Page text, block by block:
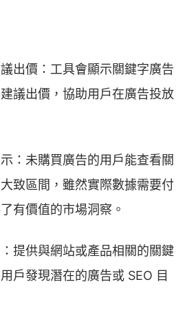
出價：工具會顯示關鍵字廣告
議出價，協助用戶在廣告投放
：未購買廣告的用戶能查看關
致區間，雖然實際數據需要付
有價值的市場洞察。
提供與網站或產品相關的關鍵
戶發現潛在的廣告或 SEO 目